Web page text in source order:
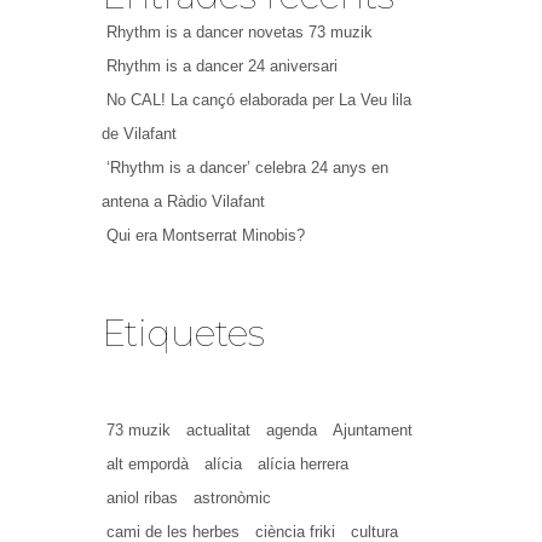
Rhythm is a dancer novetas 73 muzik
Rhythm is a dancer 24 aniversari
No CAL! La cançó elaborada per La Veu lila
de Vilafant
‘Rhythm is a dancer’ celebra 24 anys en
antena a Ràdio Vilafant
Qui era Montserrat Minobis?
Etiquetes
73 muzik actualitat agenda
Ajuntament
alt empordà
alícia
alícia herrera
aniol ribas
astronòmic
cami de les herbes
ciència friki
cultura